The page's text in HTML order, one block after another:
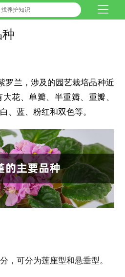
罗兰，涉及的园艺栽培品种近
花、单瓣、半重瓣、重瓣、
、蓝、粉红和双色等。
，可分为莲座型和悬垂型。